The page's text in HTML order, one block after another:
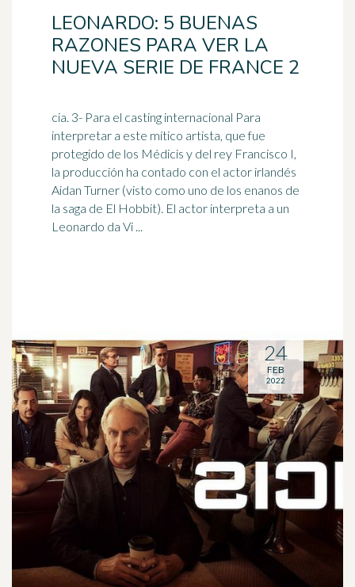
LEONARDO: 5 BUENAS
RAZONES PARA VER LA
NUEVA SERIE DE FRANCE 2
cia. 3- Para el casting internacional Para
interpretar a este mítico artista, que fue
protegido de los Médicis y del rey Francisco I,
la producción ha contado con el actor irlandés
Aidan Turner (visto como uno de los enanos de
la saga de El Hobbit). El actor interpreta a un
Leonardo da Vi ...
24
FEB
2022